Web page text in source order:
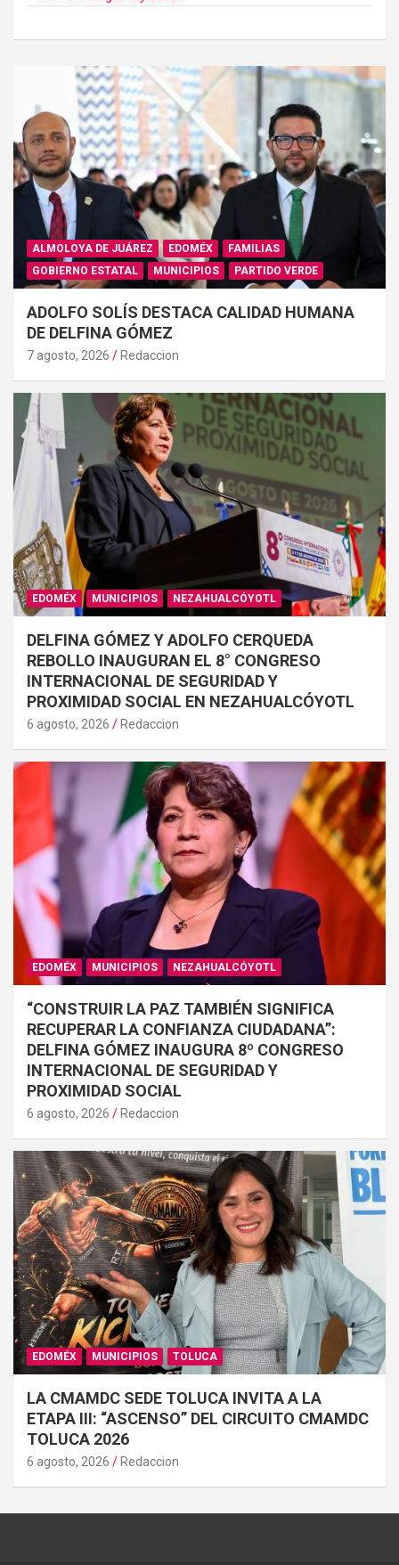
ALMOLOYA DE JUÁREZ EDOMÉX
FAMILIAS
GOBIERNO ESTATAL
MUNICIPIOS PARTIDO VERDE
ADOLFO SOLÍS DESTACA CALIDAD HUMANA
DE DELFINA GÓMEZ
7 agosto, 2026 Redaccion
EDOMÉX MUNICIPIOS NEZAHUALCÓYOTL
DELFINA GÓMEZ Y ADOLFO CERQUEDA
REBOLLO INAUGURAN EL 8° CONGRESO
INTERNACIONAL DE SEGURIDAD Y
PROXIMIDAD SOCIAL EN NEZAHUALCÓYOTL
6 agosto, 2026 Redaccion
EDOMÉX MUNICIPIOS NEZAHUALCÓYOTL
“CONSTRUIR LA PAZ TAMBIÉN SIGNIFICA
RECUPERAR LA CONFIANZA CIUDADANA”:
DELFINA GÓMEZ INAUGURA 8º CONGRESO
INTERNACIONAL DE SEGURIDAD Y
PROXIMIDAD SOCIAL
6 agosto, 2026 Redaccion
EDOMÉX MUNICIPIOS TOLUCA
LA CMAMDC SEDE TOLUCA INVITA A LA
ETAPA III: “ASCENSO” DEL CIRCUITO CMAMDC
TOLUCA 2026
6 agosto, 2026 Redaccion